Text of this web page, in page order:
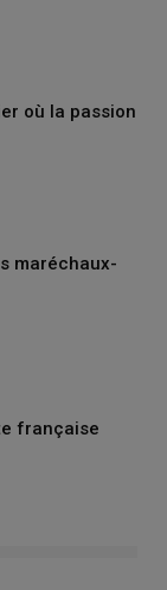
où la passion
maréchaux-
française